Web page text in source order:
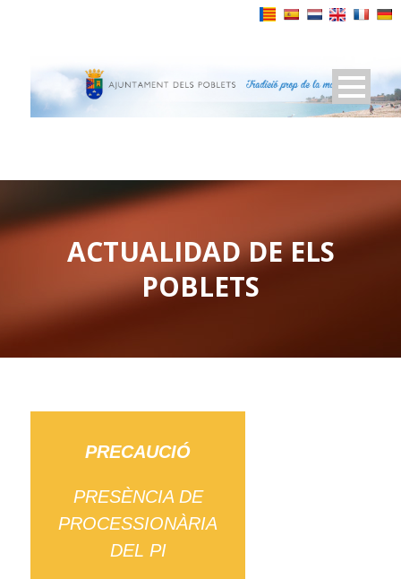
ACTUALIDAD DE ELS
POBLETS
PRECAUCIÓ
PRESÈNCIA DE
PROCESSIONÀRIA
DEL PI